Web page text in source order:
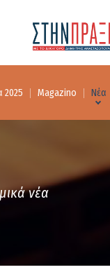
2025 Magazino Νέα
νέα